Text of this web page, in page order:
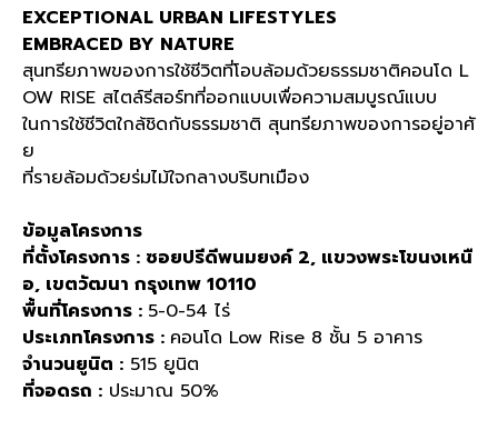
EXCEPTIONAL URBAN LIFESTYLES
EMBRACED BY NATURE
สุนทรียภาพของการใช้ชีวิตที่โอบล้อมด้วยธรรมชาติคอนโด L
OW RISE สไตล์รีสอร์ทที่ออกแบบเพื่อความสมบูรณ์แบบ
ในการใช้ชีวิตใกล้ชิดกับธรรมชาติ สุนทรียภาพของการอยู่อาศั
ย
ที่รายล้อมด้วยร่มไม้ใจกลางบริบทเมือง
ข้อมูลโครงการ
ที่ตั้งโครงการ : ซอยปรีดีพนมยงค์2, แขวงพระโขนงเหนื
อ, เขตวัฒนา กรุงเทพ 10110
พื้นที่โครงการ : 5-0-54 ไร่
ประเภทโครงการ : คอนโด Low Rise 8 ชั้น 5 อาคาร
จำนวนยูนิต : 515 ยูนิต
ที่จอดรถ : ประมาณ 50%